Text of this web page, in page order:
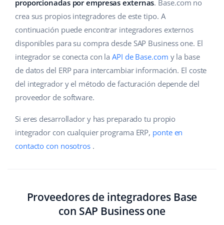
Gestión de envíos
Automatizaciones
Base Connect
IA para e-commerce
Hogar y jardinería
Productos infantiles
Electrónica
Piezas de automóviles
Supermercado
Salud y belleza
Ayuda
Base Academy
Blog
Servicios
Auditoría de cuentas
Calculadora de beneficios
Cooperación y socios
english (GB)
english (IN)
čeština
deutsch
Ελληνικά
español (AR)
Français
proporcionadas por empresas externas. Base.com no
crea sus propios integradores de este tipo. A
continuación puede encontrar integradores externos
disponibles para su compra desde SAP Business one. El
integrador se conecta con laAPI de Base.com y la base
de datos del ERP para intercambiar información. El coste
del integrador y el método de facturación depende del
proveedor de software.
Si eres desarrollador y has preparado tu propio
integrador con cualquier programa ERP, ponte en
contacto con nosotros.
Proveedores de integradores Base
con SAP Business one